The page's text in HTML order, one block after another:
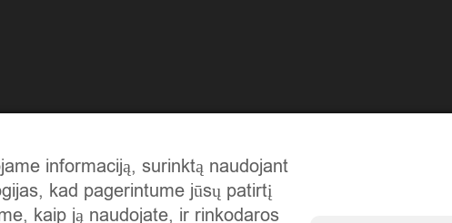
informaciją, surinktą naudojant
kad pagerintume jūsų patirtį
kaip ją naudojate, ir rinkodaros